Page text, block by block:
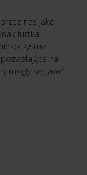
nas jako
furtka
na
mogły się jawić